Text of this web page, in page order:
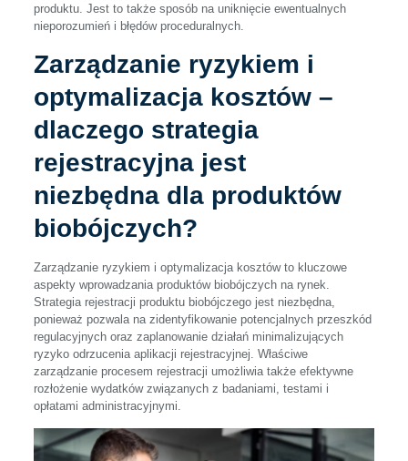
produktu. Jest to także sposób na uniknięcie ewentualnych
nieporozumień i błędów proceduralnych.
Zarządzanie ryzykiem i
optymalizacja kosztów –
dlaczego strategia
rejestracyjna jest
niezbędna dla produktów
biobójczych?
Zarządzanie ryzykiem i optymalizacja kosztów to kluczowe
aspekty wprowadzania produktów biobójczych na rynek.
Strategia rejestracji produktu biobójczego jest niezbędna,
ponieważ pozwala na zidentyfikowanie potencjalnych przeszkód
regulacyjnych oraz zaplanowanie działań minimalizujących
ryzyko odrzucenia aplikacji rejestracyjnej. Właściwe
zarządzanie procesem rejestracji umożliwia także efektywne
rozłożenie wydatków związanych z badaniami, testami i
opłatami administracyjnymi.